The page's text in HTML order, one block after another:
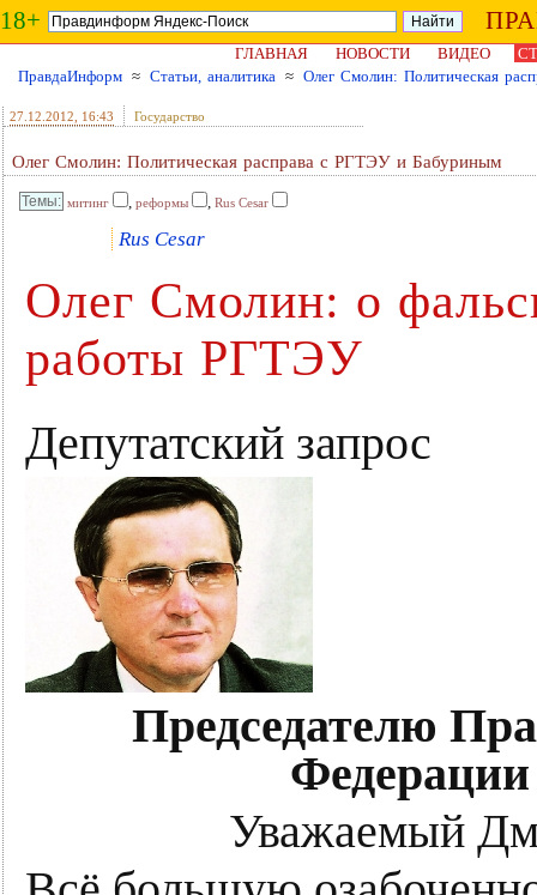
18+
ГЛАВНАЯ НОВОСТИ ВИДЕО
ПравдаИнформ ≈ Статьи, аналитика ≈ Олег Смолин: Политическая
27.12.2012 , 16:43 Государство
Олег Смолин: Политическая расправа с РГТЭУ и Бабуриным
митинг , реформы , Rus Cesar
Rus Cesar
Олег Смолин: о
работы РГТЭУ
Депутатский запрос
Председателю
Уважаемый